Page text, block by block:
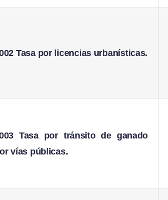
Tasa por licencias urbanísticas.
Tasa por tránsito de ganado
vías públicas.